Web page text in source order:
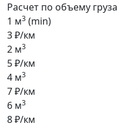
Расчет по объему груза
1 м3 (min)
3 ₽/км
2 м3
5 ₽/км
4 м3
7 ₽/км
6 м3
8 ₽/км